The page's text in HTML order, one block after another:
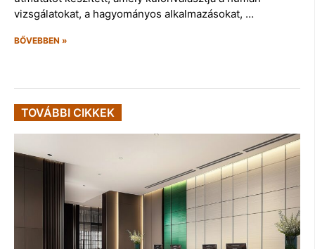
vizsgálatokat, a hagyományos alkalmazásokat, …
BŐVEBBEN »
TOVÁBBI CIKKEK